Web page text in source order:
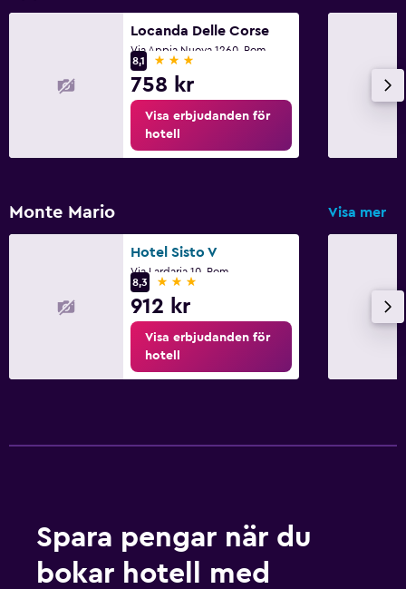
Locanda Delle Corse
Via Appia Nuova 1260, Rom
8,1
3 stjärnor
758 kr
Visa erbjudanden för
hotell
Monte Mario Visa mer
Hotel Sisto V
Via Lardaria 10, Rom
8,3
3 stjärnor
912 kr
Visa erbjudanden för
hotell
Spara pengar när du
bokar hotell med